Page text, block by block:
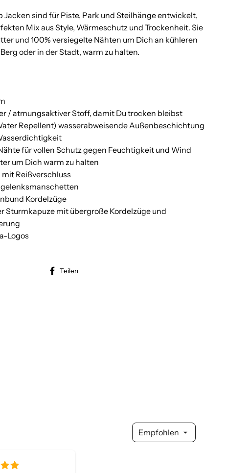
Jacken sind für Piste, Park und Steilhänge entwickelt,
Mix aus Style, Wärmeschutz und Trockenheit. Sie
und 100% versiegelte Nähten um Dich an kühleren
oder in der Stadt, warm zu halten.
/ atmungsaktiver Stoff, damit Du trocken bleibst
Repellent) wasserabweisende Außenbeschichtung
für vollen Schutz gegen Feuchtigkeit und Wind
um Dich warm zu halten
Reißverschluss
Kordelzüge
Sturmkapuze mit übergroße Kordelzüge und
Logos
Teilen
Empfohlen